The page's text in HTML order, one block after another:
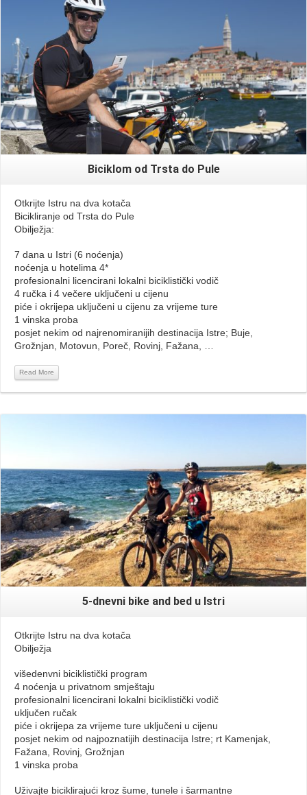
Biciklom od Trsta do Pule
Otkrijte Istru na dva kotača
Bicikliranje od Trsta do Pule
Obilježja:
7 dana u Istri (6 noćenja)
noćenja u hotelima 4*
profesionalni licencirani lokalni biciklistički vodič
4 ručka i 4 večere uključeni u cijenu
piće i okrijepa uključeni u cijenu za vrijeme ture
1 vinska proba
posjet nekim od najrenomiranijih destinacija Istre; Buje,
Grožnjan, Motovun, Poreč, Rovinj, Fažana, …
Read More
5-dnevni bike and bed u Istri
Otkrijte Istru na dva kotača
Obilježja
višedenvni biciklistički program
4 noćenja u privatnom smještaju
profesionalni licencirani lokalni biciklistički vodič
uključen ručak
piće i okrijepa za vrijeme ture uključeni u cijenu
posjet nekim od najpoznatijih destinacija Istre; rt Kamenjak,
Fažana, Rovinj, Grožnjan
1 vinska proba
Uživajte biciklirajući kroz šume, tunele i šarmantne